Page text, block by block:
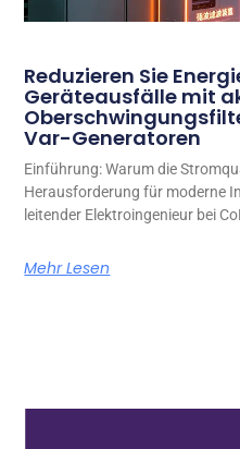
Reduzieren Sie
Geräteausfälle mit
Var-Generatoren
Einführung: Warum die
Herausforderung für moderne
leitender Elektroingenieur bei
Mehr Lesen